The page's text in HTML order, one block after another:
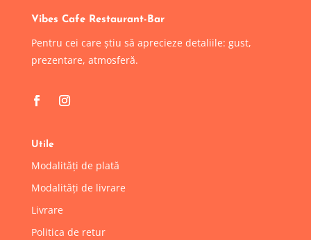
Vibes Cafe Restaurant-Bar
Pentru cei care știu să aprecieze detaliile: gust,
prezentare, atmosferă.
Utile
Modalități de plată
Modalități de livrare
Livrare
Politica de retur